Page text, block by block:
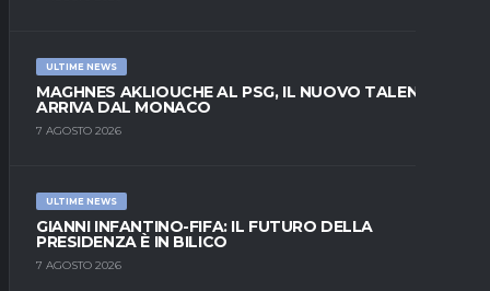
ULTIME NEWS
MAGHNES AKLIOUCHE AL PSG, IL NUOVO TALENTO
ARRIVA DAL MONACO
7 AGOSTO 2026
ULTIME NEWS
GIANNI INFANTINO-FIFA: IL FUTURO DELLA
PRESIDENZA È IN BILICO
7 AGOSTO 2026